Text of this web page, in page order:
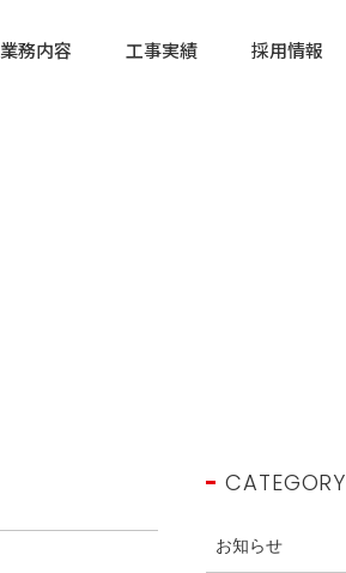
業務内容 工事実績 採用情報
CATEGORY
お知らせ